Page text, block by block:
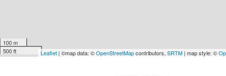
100 m
500 ft
Leaflet | ©map data: ©OpenStreetMapcontributors, SRTM | map style: ©